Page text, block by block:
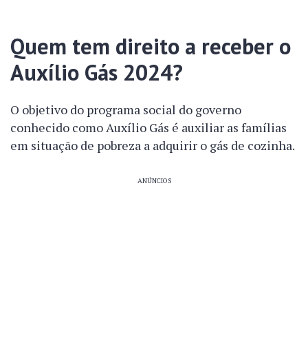
Quem tem direito a receber o
Auxílio Gás 2024?
O objetivo do programa social do governo
conhecido como Auxílio Gás é auxiliar as famílias
em situação de pobreza a adquirir o gás de cozinha.
ANÚNCIOS